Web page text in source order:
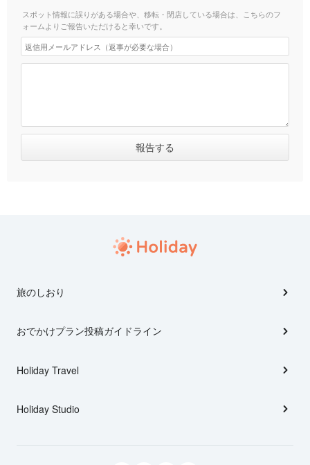
スポット情報に誤りがある場合や、移転・閉店している場合は、こちらのフ
ォームよりご報告いただけると幸いです。
旅のしおり
おでかけプラン投稿ガイドライン
Holiday Travel
Holiday Studio